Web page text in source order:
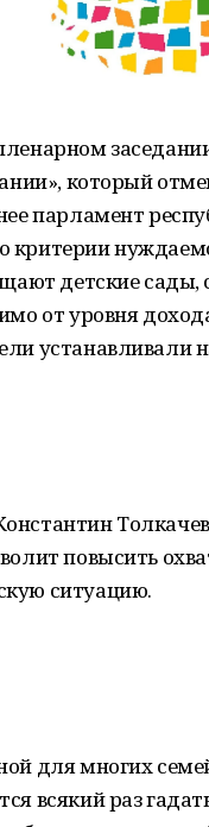
который
парламент
детские сады,
от уровня
устанавливали
повысить
ситуацию.
для многих
всякий раз